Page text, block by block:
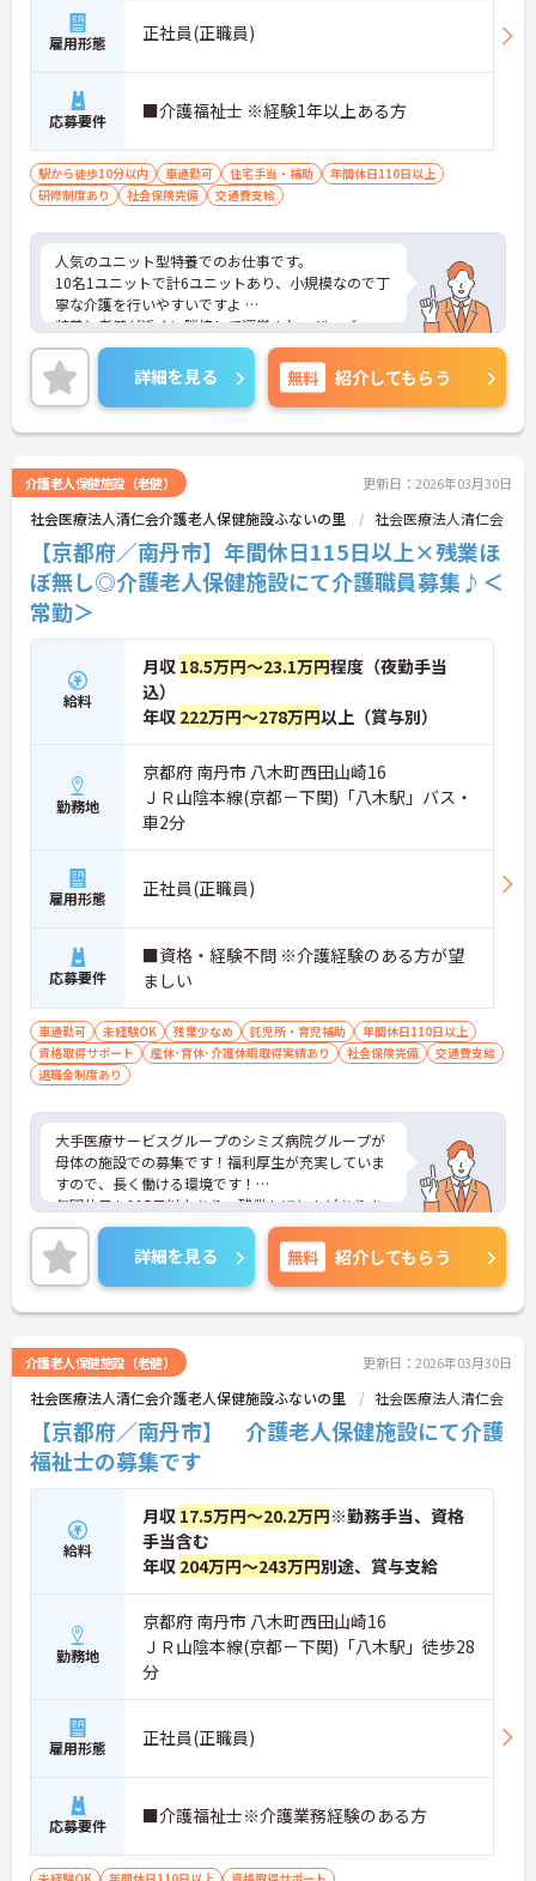
雇用形態 正社員(正職員)
応募要件 ■介護福祉士 ※経験1年以上ある方
駅から徒歩10分以内 車通勤可 住宅手当・補助
年間休日110日以上
研修制度あり
社会保険完備 交通費支給
人気のユニット型特養でのお仕事です。
10名1ユニットで計6ユニットあり、小規模なので丁
寧な介護を行いやすいですよ
特養と老健が近くに隣接して運営され、ジョブロー
テーションによるスキルアップなども期待できます!
職員・利用者様・そして地域の方々と一緒になって
行う多彩な季節の行事も大きな魅力です
詳細を見る 無料 紹介してもらう
介護老人保健施設（老健） 更新日：2026年03月30日
社会医療法人清仁会介護老人保健施設ふないの里 社会医療法人清仁会
【京都府／南丹市】年間休日115日以上×残業ほ
ぼ無し◎介護老人保健施設にて介護職員募集♪＜
常勤＞
給料
月収 18.5万円～23.1万円程度（夜勤手当
込）
年収 222万円～278万円以上（賞与別）
勤務地
京都府 南丹市 八木町西田山崎16
ＪＲ山陰本線(京都－下関)「八木駅」バス・
車2分
雇用形態 正社員(正職員)
応募要件
■資格・経験不問 ※介護経験のある方が望
ましい
車通勤可 未経験OK 残業少なめ 託児所・育児補助
年間休日110日以上
資格取得サポート
産休･育休･介護休暇取得実績あり 社会保険完備
交通費支給
退職金制度あり
大手医療サービスグループのシミズ病院グループが
母体の施設での募集です！福利厚生が充実していま
すので、長く働ける環境です！
年間休日も115日以上あり、残業もほとんどありま
せん！自分の時間を大切にしながらお仕事に取り組
めるのも魅力の一つです♪
ご興味がある方はマイナビ介護職までぜひ、ご相談
ください！
詳細を見る 無料 紹介してもらう
介護老人保健施設（老健） 更新日：2026年03月30日
社会医療法人清仁会介護老人保健施設ふないの里 社会医療法人清仁会
【京都府／南丹市】 介護老人保健施設にて介護
福祉士の募集です
給料
月収 17.5万円～20.2万円※勤務手当、資格
手当含む
年収 204万円～243万円別途、賞与支給
勤務地
京都府 南丹市 八木町西田山崎16
ＪＲ山陰本線(京都－下関)「八木駅」徒歩28
分
雇用形態 正社員(正職員)
応募要件 ■介護福祉士※介護業務経験のある方